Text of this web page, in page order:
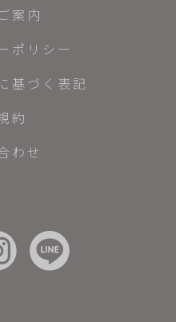
案内
ポリシー
基づく表記
約
わせ